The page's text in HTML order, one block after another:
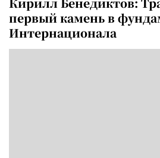
первый камень в
Интернационала